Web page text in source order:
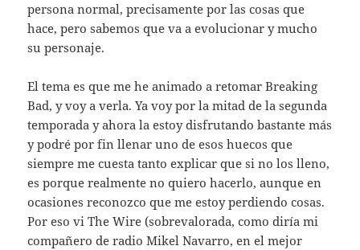
persona normal, precisamente por las cosas que
hace, pero sabemos que va a evolucionar y mucho
su personaje.
El tema es que me he animado a retomar Breaking
Bad, y voy a verla. Ya voy por la mitad de la segunda
temporada y ahora la estoy disfrutando bastante más
y podré por fin llenar uno de esos huecos que
siempre me cuesta tanto explicar que si no los lleno,
es porque realmente no quiero hacerlo, aunque en
ocasiones reconozco que me estoy perdiendo cosas.
Por eso vi The Wire (sobrevalorada, como diría mi
compañero de radio Mikel Navarro, en el mejor